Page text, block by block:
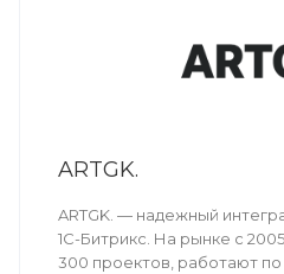
ARTGK.
ARTGK. — надежный
1С-Битрикс. На рынке с
300 проектов, работают